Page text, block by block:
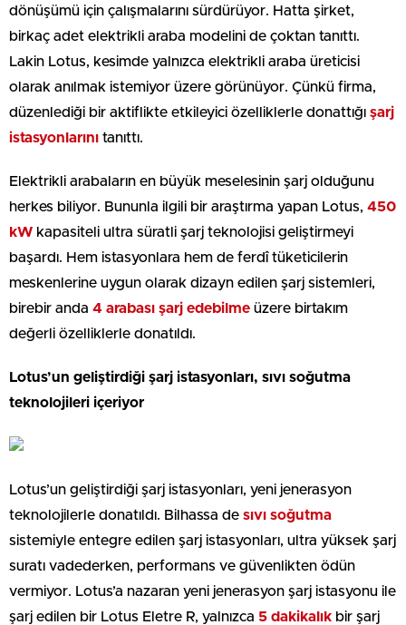
dönüşümü için çalışmalarını sürdürüyor. Hatta şirket,
birkaç adet elektrikli araba modelini de çoktan tanıttı.
Lakin Lotus, kesimde yalnızca elektrikli araba üreticisi
olarak anılmak istemiyor üzere görünüyor. Çünkü firma,
düzenlediği bir aktiflikte etkileyici özelliklerle donattığı şarj
istasyonlarını tanıttı.
Elektrikli arabaların en büyük meselesinin şarj olduğunu
herkes biliyor. Bununla ilgili bir araştırma yapan Lotus, 450
kW kapasiteli ultra süratli şarj teknolojisi geliştirmeyi
başardı. Hem istasyonlara hem de ferdî tüketicilerin
meskenlerine uygun olarak dizayn edilen şarj sistemleri,
birebir anda 4 arabası şarj edebilme üzere birtakım
değerli özelliklerle donatıldı.
Lotus’un geliştirdiği şarj istasyonları, sıvı soğutma
teknolojileri içeriyor
Lotus’un geliştirdiği şarj istasyonları, yeni jenerasyon
teknolojilerle donatıldı. Bilhassa de sıvı soğutma
sistemiyle entegre edilen şarj istasyonları, ultra yüksek şarj
suratı vadederken, performans ve güvenlikten ödün
vermiyor. Lotus’a nazaran yeni jenerasyon şarj istasyonu ile
şarj edilen bir Lotus Eletre R, yalnızca 5 dakikalık bir şarj